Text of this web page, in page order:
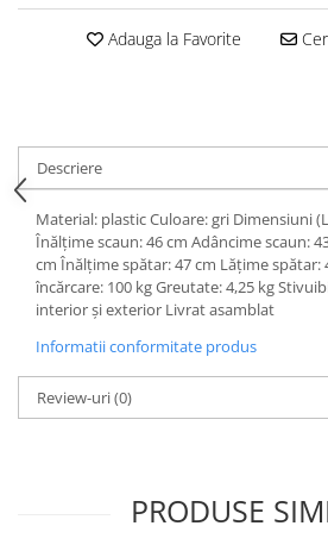
Masute de toaleta
Noptiere dormitor
Paturi lemn & pal
Paturi metalice
Paturi tapitate
Saltele
Seturi dormitoare complete
Suporturi saltea/Somiere/Gratii
pentru pat
Mobilier Hol/Cuiere
cuiere/mobila hol Rai casmir
Adauga la Favorite
Descriere
Material: plastic Culoare: gri Dimensiuni
Înălţime scaun: 46 cm Adâncime scaun:
cm Înălţime spătar: 47 cm Lăţime spătar:
încărcare: 100 kg Greutate: 4,25 kg
interior şi exterior Livrat asamblat
Informatii conformitate produs
Review-uri(0)
PRODUSE